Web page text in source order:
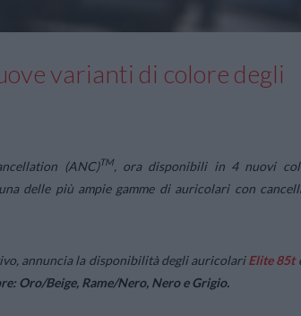
varianti di colore degli
(ANC)TM, ora disponibili in 4 nuovi
delle più ampie gamme di auricolari con
annuncia la disponibilità degli auricolariElite 85t
Oro/Beige, Rame/Nero, Nero e Grigio.